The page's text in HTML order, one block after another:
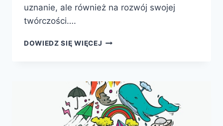
uznanie, ale również na rozwój swojej
twórczości….
DOWIEDZ SIĘ WIĘCEJ KONKURSY
SZANSĄ
NA
WIELKIE
NAGRODY